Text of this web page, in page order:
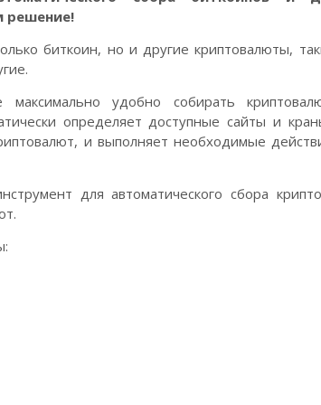
решение!
биткоин, но и другие криптовалюты,
удобно собирать
определяет доступные сайты и
и выполняет необходимые
для автоматического сбора